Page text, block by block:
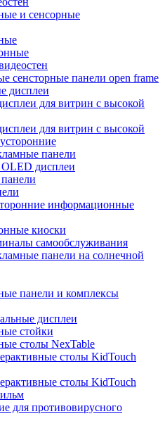
и сенсорные
сенсторные панели open frame
дисплеи
для витрин с высокой
для витрин с высокой
панели
дисплеи
информационные
киоски
самообслуживания
панели на солнечной
панели и комплексы
дисплеи
стойки
столы NexTable
столы KidTouch
столы KidTouch
для противовирусного